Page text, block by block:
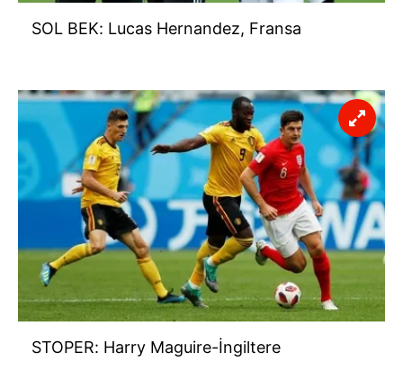
SOL BEK: Lucas Hernandez, Fransa
STOPER: Harry Maguire-İngiltere